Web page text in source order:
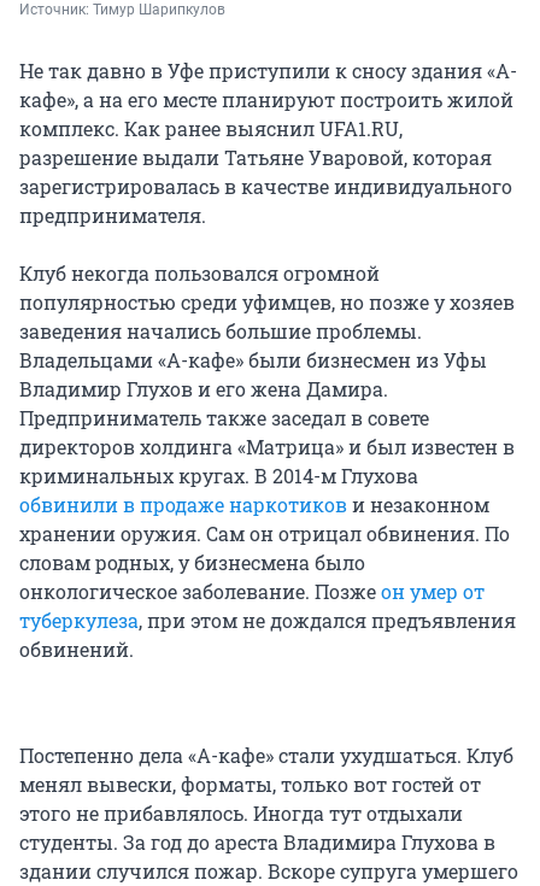
Источник: Тимур Шарипкулов
Не так давно в Уфе приступили к сносу здания «А-
кафе», а на его месте планируют построить жилой
комплекс. Как ранее выяснил UFA1.RU,
разрешение выдали Татьяне Уваровой, которая
зарегистрировалась в качестве индивидуального
предпринимателя.
Клуб некогда пользовался огромной
популярностью среди уфимцев, но позже у хозяев
заведения начались большие проблемы.
Владельцами «А-кафе» были бизнесмен из Уфы
Владимир Глухов и его жена Дамира.
Предприниматель также заседал в совете
директоров холдинга «Матрица» и был известен в
криминальных кругах. В 2014-м Глухова
обвинили в продаже наркотикови незаконном
хранении оружия. Сам он отрицал обвинения. По
словам родных, у бизнесмена было
онкологическое заболевание. Позжеон умер от
туберкулеза, при этом не дождался предъявления
обвинений.
Постепенно дела «А-кафе» стали ухудшаться. Клуб
менял вывески, форматы, только вот гостей от
этого не прибавлялось. Иногда тут отдыхали
студенты. За год до ареста Владимира Глухова в
здании случился пожар. Вскоре супруга умершего